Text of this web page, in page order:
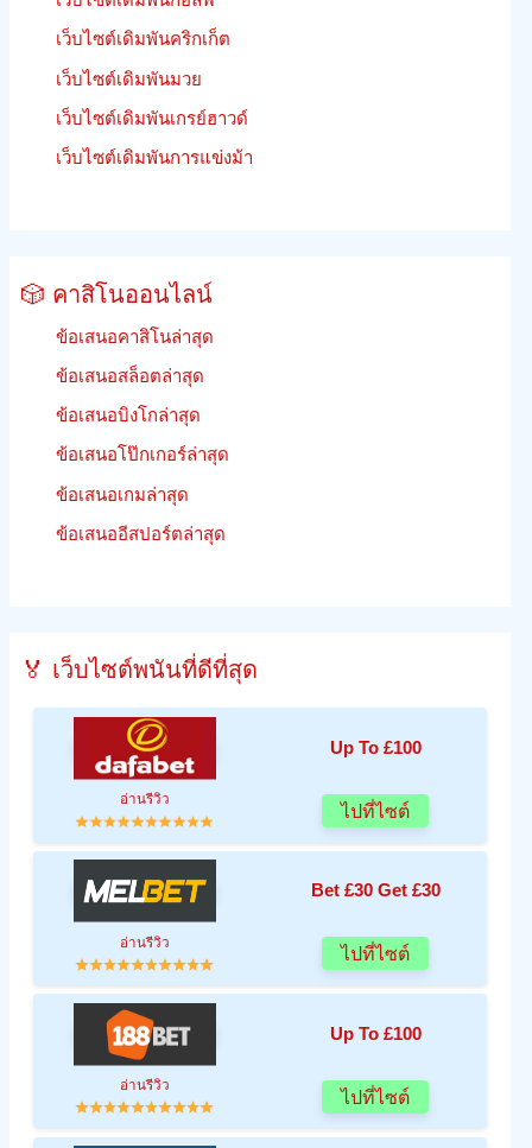
เว็บไซต์เดิมพันคริกเก็ต
เว็บไซต์เดิมพันมวย
เว็บไซต์เดิมพันเกรย์ฮาวด์
เว็บไซต์เดิมพันการแข่งม้า
🎲 คาสิโนออนไลน์
ข้อเสนอคาสิโนล่าสุด
ข้อเสนอสล็อตล่าสุด
ข้อเสนอบิงโกล่าสุด
ข้อเสนอโป๊กเกอร์ล่าสุด
ข้อเสนอเกมล่าสุด
ข้อเสนออีสปอร์ตล่าสุด
🏅 เว็บไซต์พนันที่ดีที่สุด
Up To £100
อ่านรีวิว
ไปที่ไซต์
Bet £30 Get £30
อ่านรีวิว
ไปที่ไซต์
Up To £100
อ่านรีวิว
ไปที่ไซต์